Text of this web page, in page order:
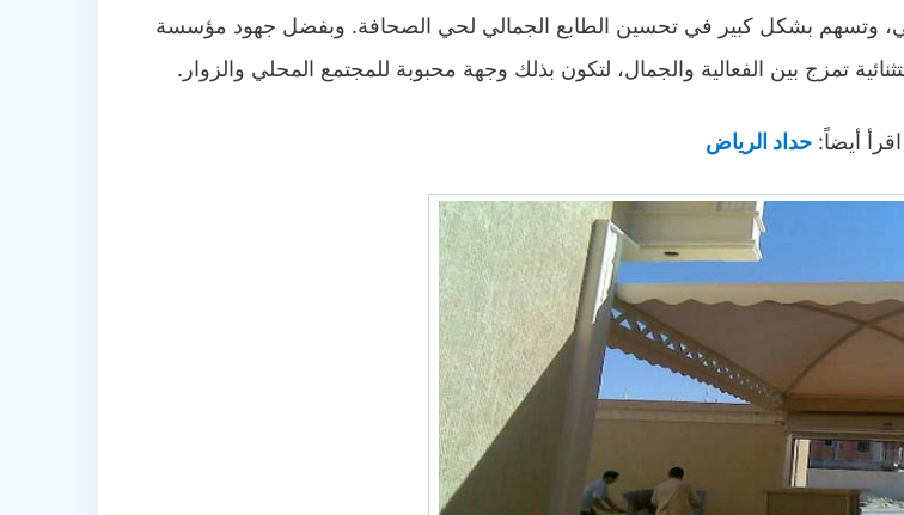
وتسهم بشكل كبير في تحسين الطابع الجمالي لحي الصحافة. وبفضل جهود مؤسسة
تمزج بين الفعالية والجمال، لتكون بذلك وجهة محبوبة للمجتمع المحلي والزوار.
اقرأ أيضاً: حداد الرياض